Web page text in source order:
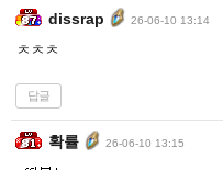
dissrap 26-06-10 13:14
ㅊㅊㅊ
답글
확률 26-06-10 13:15